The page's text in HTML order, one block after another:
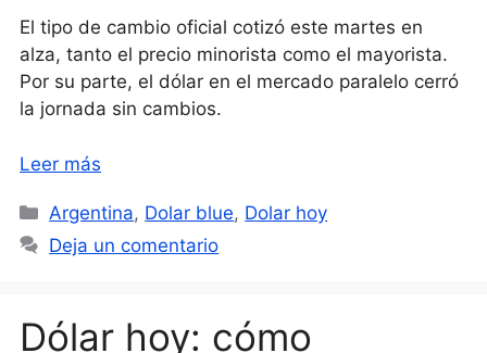
El tipo de cambio oficial cotizó este martes en
alza, tanto el precio minorista como el mayorista.
Por su parte, el dólar en el mercado paralelo cerró
la jornada sin cambios.
Leer más
Categorías
Argentina, Dolar blue, Dolar hoy
Deja un comentario
Dólar hoy: cómo